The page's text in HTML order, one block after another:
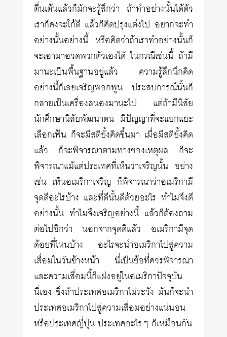
ตื่นเต้นแล้วก็มักจะรู้สึกว่า ถ้าทำอย่างนั้นได้ตัว
เราก็คงจะโก้ดี แล้วก็คิดปรุงแต่งไป อยากจะทำ
อย่างนั้นอย่างนี้ หรือคิดว่าถ้าเราทำอย่างนั้นก็
จะเอามาอวดพวกตัวเองได้ ในกรณีเช่นนี้ ถ้ามี
มานะเป็นพื้นฐานอยู่แล้ว ความรู้สึกนึกคิด
อย่างนี้ก็เลยเจริญพอกพูน ประสบการณ์นั้นก็
กลายเป็นเครื่องสนองมานะไป แต่ถ้ามีนิสัย
นักศึกษานิสัยพัฒนาตน มีปัญญาที่จะแยกแยะ
เลือกเฟ้น ก็จะมีสติยั้งคิดขึ้นมา เมื่อมีสติยั้งคิด
แล้ว ก็จะพิจารณาตามทางของเหตุผล ก็จะ
พิจารณาแม้แต่ประเทศที่เห็นว่าเจริญนั้น อย่าง
เช่น เห็นอเมริกาเจริญ ก็พิจารณาว่าอเมริกามี
จุดดีอะไรบ้าง และที่ดีนั้นดีด้วยอะไร ทำไมจึงดี
อย่างนั้น ทำไมจึงเจริญอย่างนี้ แล้วก็ต้องถาม
ต่อไปอีกว่า นอกจากจุดดีแล้ว อเมริกามีจุด
ด้อยที่ไหนบ้าง อะไรจะนำอเมริกาไปสู่ความ
เสื่อมในวันข้างหน้า นี่เป็นข้อที่ควรพิจารณา
และความเสื่อมนี้ก็แฝงอยู่ในอเมริกาปัจจุบัน
นี่เอง ซึ่งถ้าประเทศอเมริกาไม่ระวัง มันก็จะนำ
ประเทศอเมริกาไปสู่ความเสื่อมอย่างแน่นอน
หรือประเทศญี่ปุ่น ประเทศอะไรๆ ก็เหมือนกัน